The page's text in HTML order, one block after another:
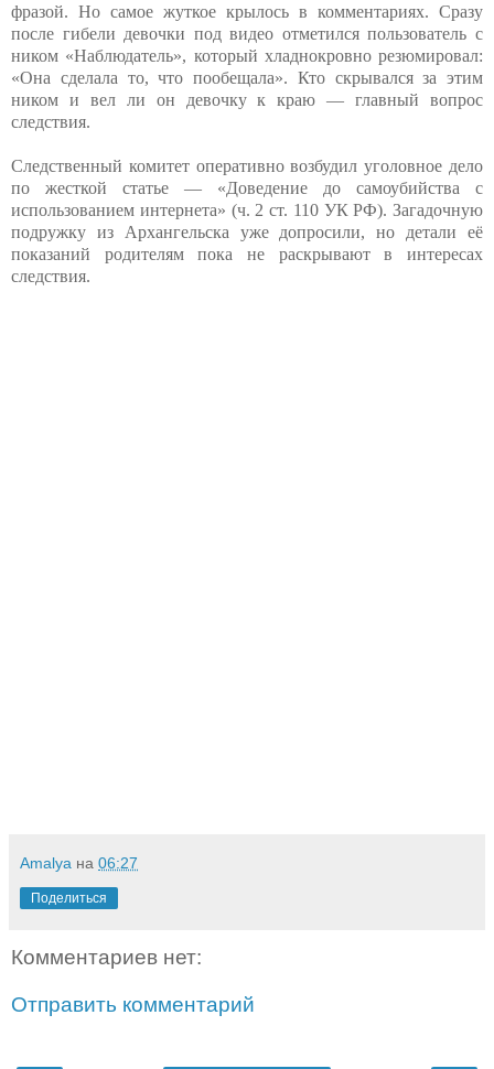
фразой. Но самое жуткое крылось в комментариях. Сразу
после гибели девочки под видео отметился пользователь с
ником «Наблюдатель», который хладнокровно резюмировал:
«Она сделала то, что пообещала». Кто скрывался за этим
ником и вел ли он девочку к краю — главный вопрос
следствия.
Следственный комитет оперативно возбудил уголовное дело
по жесткой статье — «Доведение до самоубийства с
использованием интернета» (ч. 2 ст. 110 УК РФ). Загадочную
подружку из Архангельска уже допросили, но детали её
показаний родителям пока не раскрывают в интересах
следствия.
Amalya на 06:27
Поделиться
Комментариев нет:
Отправить комментарий